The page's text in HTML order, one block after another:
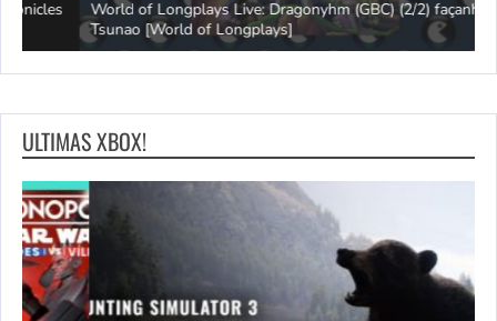
World of Longplays Live: Dragonyhm (GBC) (2/2) façanha.
Tsunao [World of Longplays]
ULTIMAS XBOX!